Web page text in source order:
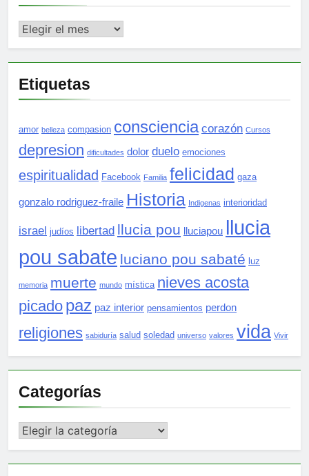
Archivos
Etiquetas
amor belleza compasion consciencia corazón Cursos
depresion dificultades dolor duelo emociones
espiritualidad Facebook Familia felicidad gaza
gonzalo rodriguez-fraile Historia Indigenas interioridad
israel judíos libertad llucia pou lluciapou llucia
pou sabate luciano pou sabaté luz
memoria muerte mundo mística nieves acosta
picado paz paz interior pensamientos perdon
religiones sabiduría salud soledad universo valores vida Vivir
Categorías
Categorías